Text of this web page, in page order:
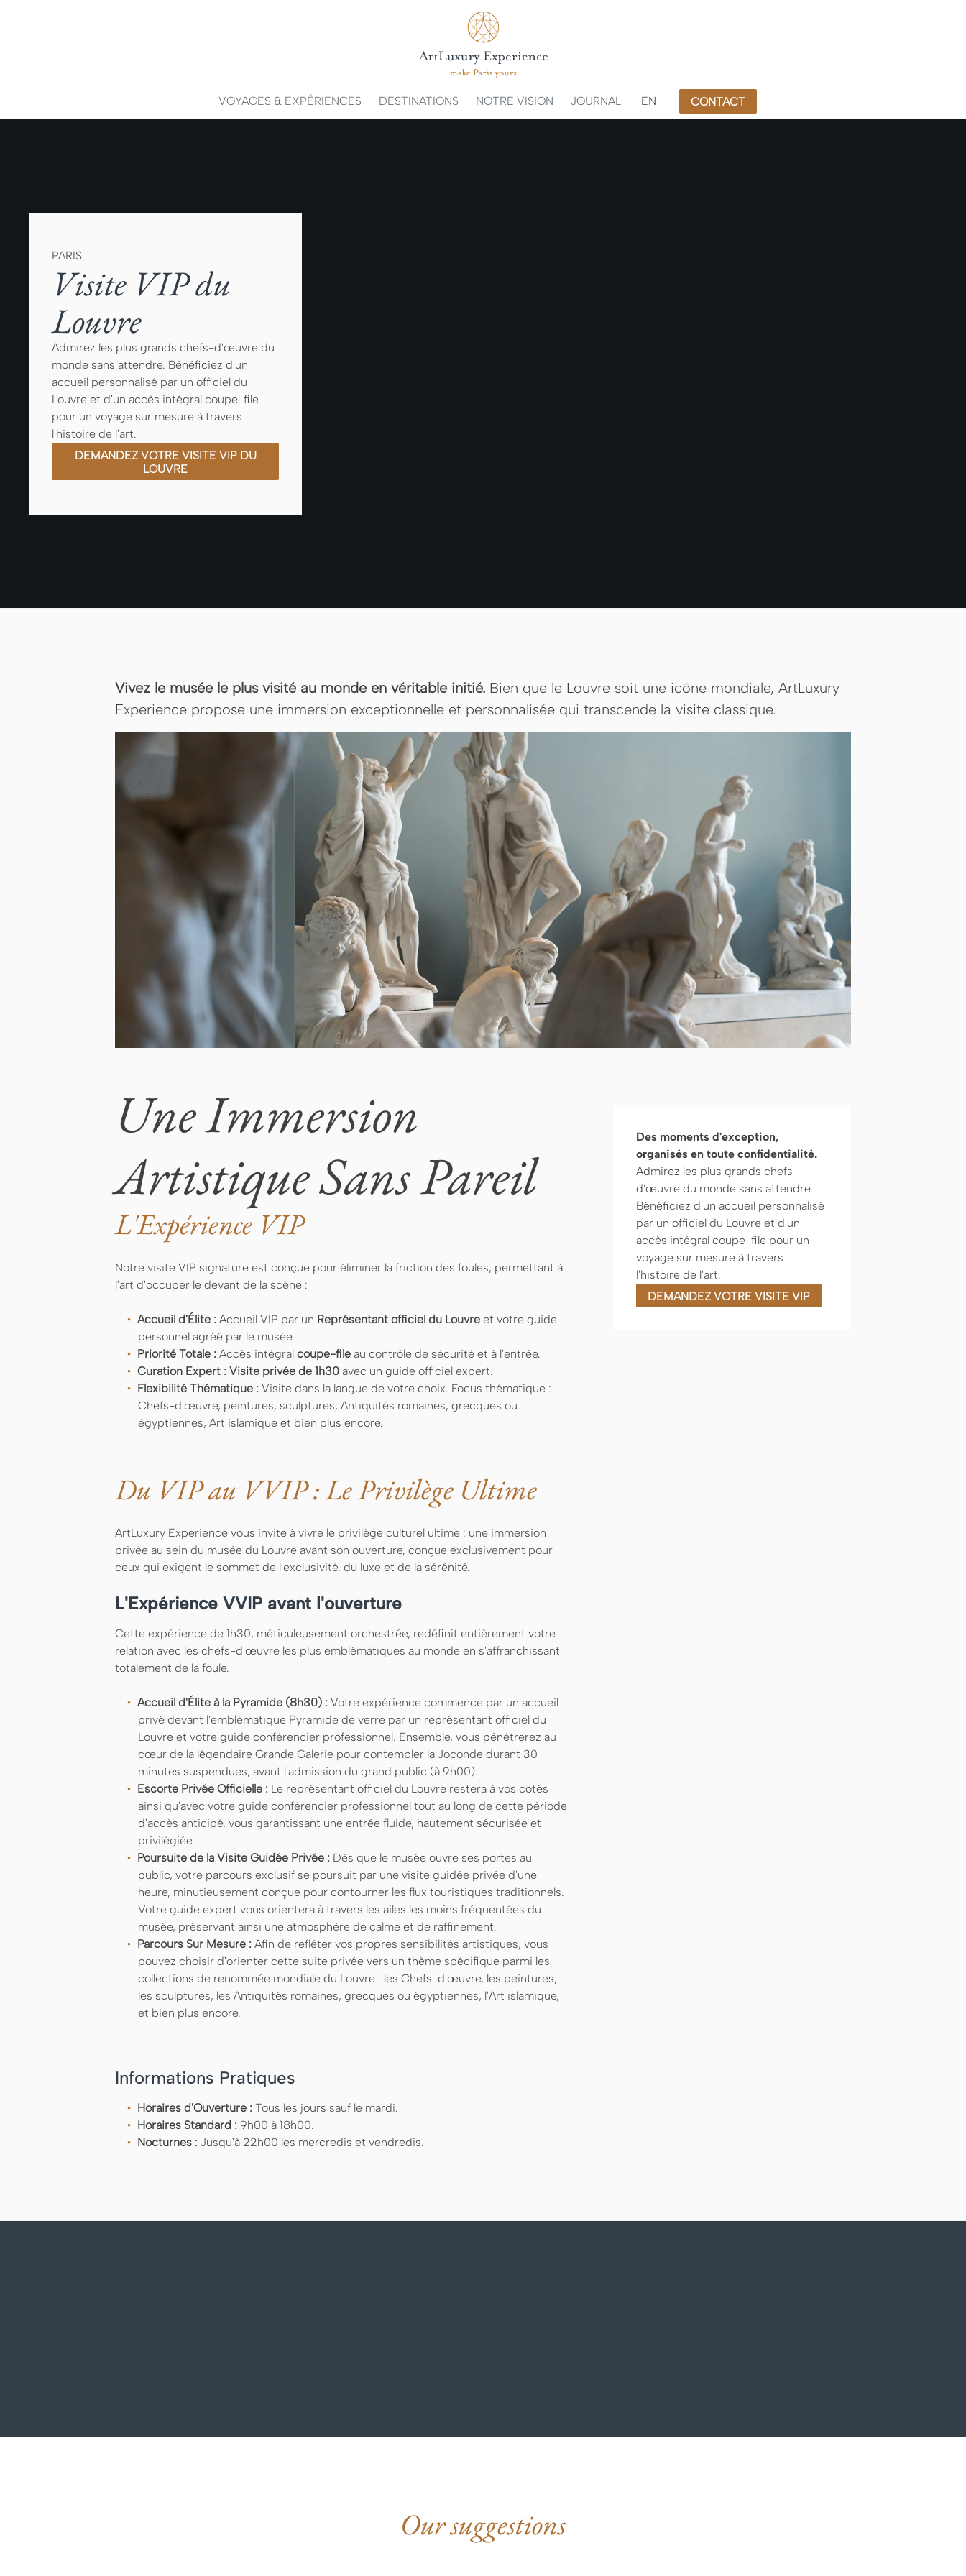
VOYAGES & EXPÉRIENCES DESTINATIONS NOTRE VISION JOURNAL EN CONTACT
PARIS
Visite VIP du
Louvre
Admirez les plus grands chefs-d'œuvre du
monde sans attendre. Bénéficiez d'un
accueil personnalisé par un officiel du
Louvre et d'un accès intégral coupe-file
pour un voyage sur mesure à travers
l'histoire de l'art.
DEMANDEZ VOTRE VISITE VIP DU
LOUVRE
Vivez le musée le plus visité au monde en véritable initié. Bien que le Louvre soit une icône mondiale, ArtLuxury
Experience propose une immersion exceptionnelle et personnalisée qui transcende la visite classique.
Une Immersion
Artistique Sans Pareil
L'Expérience VIP
Notre visite VIP signature est conçue pour éliminer la friction des foules, permettant à
l'art d'occuper le devant de la scène :
Accueil d'Élite : Accueil VIP par un Représentant officiel du Louvre et votre guide
personnel agréé par le musée.
Priorité Totale : Accès intégral coupe-file au contrôle de sécurité et à l'entrée.
Curation Expert : Visite privée de 1h30 avec un guide officiel expert.
Flexibilité Thématique : Visite dans la langue de votre choix. Focus thématique :
Chefs-d'œuvre, peintures, sculptures, Antiquités romaines, grecques ou
égyptiennes, Art islamique et bien plus encore.
Du VIP au VVIP : Le Privilège Ultime
ArtLuxury Experience vous invite à vivre le privilège culturel ultime : une immersion
privée au sein du musée du Louvre avant son ouverture, conçue exclusivement pour
ceux qui exigent le sommet de l'exclusivité, du luxe et de la sérénité.
L'Expérience VVIP avant l'ouverture
Cette expérience de 1h30, méticuleusement orchestrée, redéfinit entièrement votre
relation avec les chefs-d'œuvre les plus emblématiques au monde en s'affranchissant
totalement de la foule.
Accueil d'Élite à la Pyramide (8h30) : Votre expérience commence par un accueil
privé devant l'emblématique Pyramide de verre par un représentant officiel du
Louvre et votre guide conférencier professionnel. Ensemble, vous pénétrerez au
cœur de la légendaire Grande Galerie pour contempler la Joconde durant 30
minutes suspendues, avant l'admission du grand public (à 9h00).
Escorte Privée Officielle : Le représentant officiel du Louvre restera à vos côtés
ainsi qu'avec votre guide conférencier professionnel tout au long de cette période
d'accès anticipé, vous garantissant une entrée fluide, hautement sécurisée et
privilégiée.
Poursuite de la Visite Guidée Privée : Dès que le musée ouvre ses portes au
public, votre parcours exclusif se poursuit par une visite guidée privée d'une
heure, minutieusement conçue pour contourner les flux touristiques traditionnels.
Votre guide expert vous orientera à travers les ailes les moins fréquentées du
musée, préservant ainsi une atmosphère de calme et de raffinement.
Parcours Sur Mesure : Afin de refléter vos propres sensibilités artistiques, vous
pouvez choisir d'orienter cette suite privée vers un thème spécifique parmi les
collections de renommée mondiale du Louvre : les Chefs-d'œuvre, les peintures,
les sculptures, les Antiquités romaines, grecques ou égyptiennes, l'Art islamique,
et bien plus encore.
Informations Pratiques
Horaires d'Ouverture : Tous les jours sauf le mardi.
Horaires Standard : 9h00 à 18h00.
Nocturnes : Jusqu'à 22h00 les mercredis et vendredis.
Des moments d'exception,
organisés en toute confidentialité.
Admirez les plus grands chefs-
d'œuvre du monde sans attendre.
Bénéficiez d'un accueil personnalisé
par un officiel du Louvre et d'un
accès intégral coupe-file pour un
voyage sur mesure à travers
l'histoire de l'art.
DEMANDEZ VOTRE VISITE VIP
Our suggestions